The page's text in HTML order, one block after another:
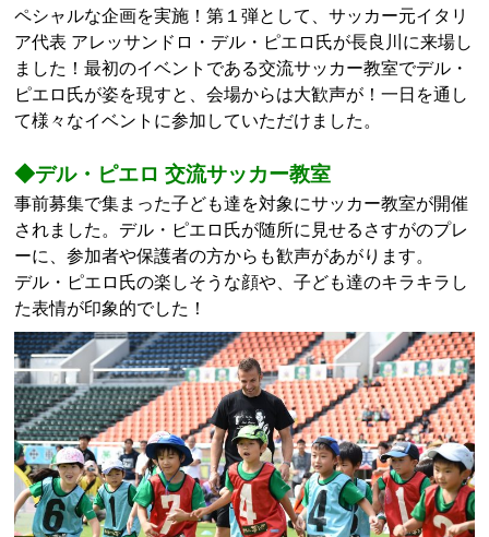
ペシャルな企画を実施！第１弾として、サッカー元イタリ
ア代表 アレッサンドロ・デル・ピエロ氏が長良川に来場し
ました！最初のイベントである交流サッカー教室でデル・
ピエロ氏が姿を現すと、会場からは大歓声が！一日を通し
て様々なイベントに参加していただけました。
◆デル・ピエロ 交流サッカー教室
事前募集で集まった子ども達を対象にサッカー教室が開催
されました。デル・ピエロ氏が随所に見せるさすがのプレ
ーに、参加者や保護者の方からも歓声があがります。
デル・ピエロ氏の楽しそうな顔や、子ども達のキラキラし
た表情が印象的でした！